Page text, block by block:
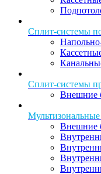
Сплит-системы
Сплит-системы
Внешние
Внешние